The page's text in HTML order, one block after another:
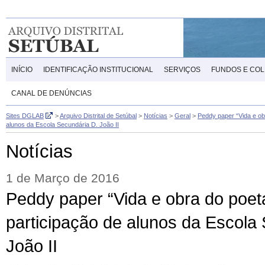
INÍCIO IDENTIFICAÇÃO INSTITUCIONAL SERVIÇOS FUNDOS E
CANAL DE DENÚNCIAS
Sites DGLAB >Arquivo Distrital de Setúbal > Notícias > Geral > Peddy paper “Vida e
alunos da Escola Secundária D. João II
Notícias
1 de Março de 2016
Peddy paper “Vida e obra do
participação de alunos da Escola
João II